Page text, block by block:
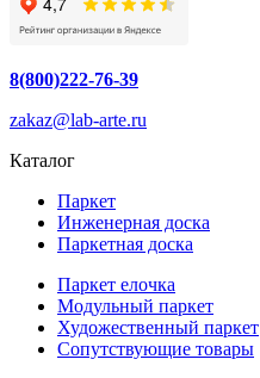
8(800)222-76-39
zakaz@lab-arte.ru
Каталог
Паркет
Инженерная доска
Паркетная доска
Паркет елочка
Модульный паркет
Художественный паркет
Сопутствующие товары